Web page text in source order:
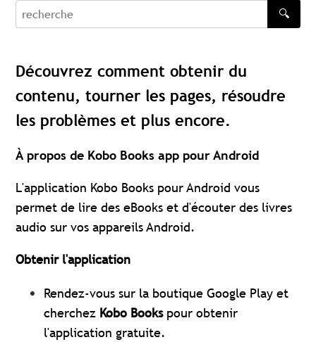
recherche
🔍
Découvrez comment obtenir du
contenu, tourner les pages, résoudre
les problèmes et plus encore.
À propos de Kobo Books app pour Android
L'application Kobo Books pour Android vous
permet de lire des eBooks et d'écouter des livres
audio sur vos appareils Android.
Obtenir l'application
Rendez-vous sur la boutique Google Play et
cherchez Kobo Bookspour obtenir
l'application gratuite.